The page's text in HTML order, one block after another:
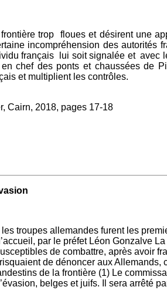
trop floues et désirent une
incompréhension des autorités
français lui soit signalée et
chef des ponts et chaussées de
et multiplient les contrôles.
Cairn, 2018, pages 17-18
troupes allemandes furent les
par le préfet Léon Gonzalve
de combattre, après avoir
de dénoncer aux
de la frontière (1) Le
belges et juifs. Il sera arrêté